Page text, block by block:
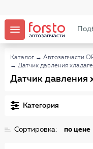
Каталог → Автозапчасти
→ Датчик давления
Датчик давления
Категория
Сортировка: по цене